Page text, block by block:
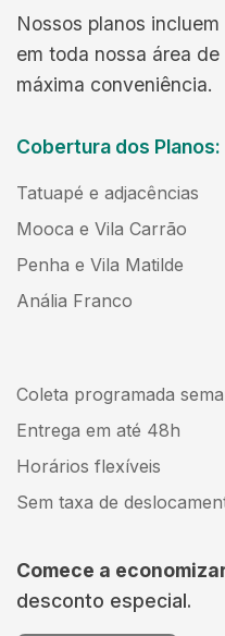
Nossos planos
em toda nossa área
máxima conveniência.
Cobertura dos Planos:
Tatuapé e adjacências
Mooca e Vila Carrão
Penha e Vila Matilde
Anália Franco
Coleta programada
Entrega em até 48h
Horários flexíveis
Sem taxa de
Comece a
desconto especial.